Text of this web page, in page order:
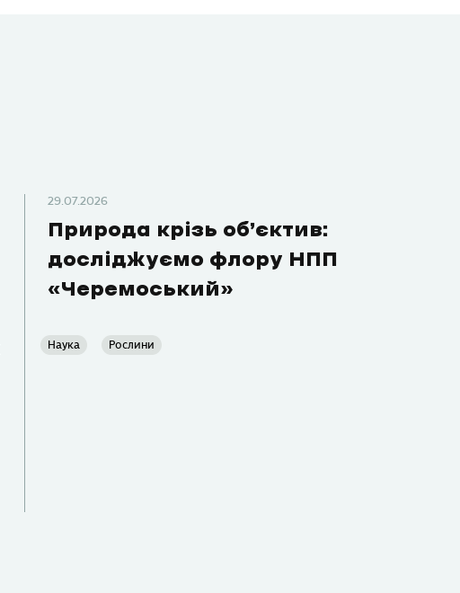
29.07.2026
Природа крізь об’єктив:
досліджуємо флору НПП
«Черемоський»
Наука Рослини